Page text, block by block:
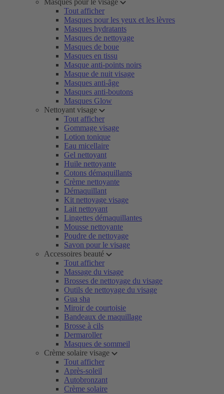
Masques pour le visage
Tout afficher
Masques pour les yeux et les lèvres
Masques hydratants
Masques de nettoyage
Masques de boue
Masques en tissu
Masque anti-points noirs
Masque de nuit visage
Masques anti-âge
Masques anti-boutons
Masques Glow
Nettoyant visage
Tout afficher
Gommage visage
Lotion tonique
Eau micellaire
Gel nettoyant
Huile nettoyante
Cotons démaquillants
Crème nettoyante
Démaquillant
Kit nettoyage visage
Lait nettoyant
Lingettes démaquillantes
Mousse nettoyante
Poudre de nettoyage
Savon pour le visage
Accessoires beauté
Tout afficher
Massage du visage
Brosses de nettoyage du visage
Outils de nettoyage du visage
Gua sha
Miroir de courtoisie
Bandeaux de maquillage
Brosse à cils
Dermaroller
Masques de sommeil
Crème solaire visage
Tout afficher
Après-soleil
Autobronzant
Crème solaire